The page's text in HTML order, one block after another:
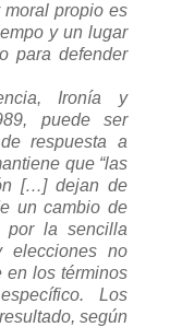
propio es
y un lugar
para defender
Ironía y
puede ser
respuesta a
que “las
[…] dejan de
un cambio de
por la sencilla
elecciones no
en los términos
Los
según